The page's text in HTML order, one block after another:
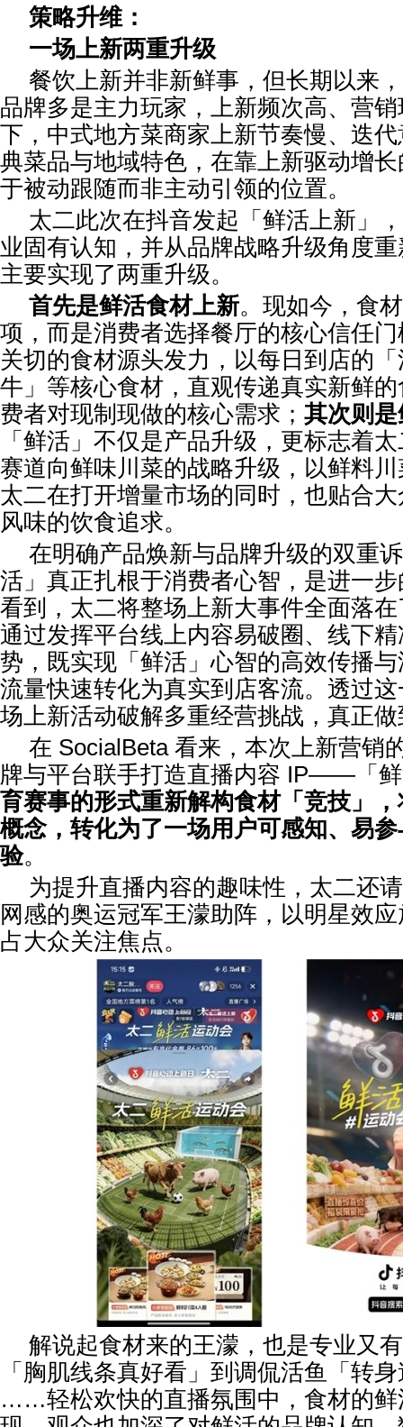
策略升维：
一场上新两重升级
餐饮上新并非新鲜事，但长期以来
品牌多是主力玩家，上新频次高、营
下，中式地方菜商家上新节奏慢、迭
典菜品与地域特色，在靠上新驱动增
于被动跟随而非主动引领的位置。
太二此次在抖音发起「鲜活上新」
业固有认知，并从品牌战略升级角度
主要实现了两重升级。
首先是鲜活食材上新。现如今，食
项，而是消费者选择餐厅的核心信任
关切的食材源头发力，以每日到店的
牛」等核心食材，直观传递真实新鲜
费者对现制现做的核心需求； 其次则
「鲜活」不仅是产品升级，更标志着
赛道向鲜味川菜的战略升级，以鲜料
太二在打开增量市场的同时，也贴合
风味的饮食追求。
在明确产品焕新与品牌升级的双重
活」真正扎根于消费者心智，是进一
看到，太二将整场上新大事件全面落
通过发挥平台线上内容易破圈、线下
势，既实现「鲜活」心智的高效传播
流量快速转化为真实到店客流。透过
场上新活动破解多重经营挑战，真正
在 SocialBeta 看来，本次上新营销
牌与平台联手打造直播内容 IP——「
育赛事的形式重新解构食材「竞技」
概念，转化为了一场用户可感知、易
验。
为提升直播内容的趣味性，太二还
网感的奥运冠军王濛助阵，以明星效
占大众关注焦点。
解说起食材来的王濛，也是专业又
「胸肌线条真好看」到调侃活鱼「转
……轻松欢快的直播氛围中，食材的鲜